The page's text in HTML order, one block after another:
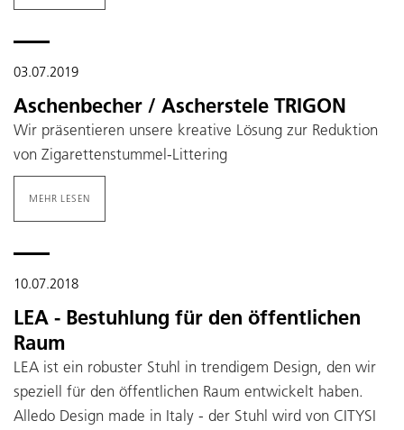
03.07.2019
Aschenbecher / Ascherstele TRIGON
Wir präsentieren unsere kreative Lösung zur Reduktion
von Zigarettenstummel-Littering
MEHR LESEN
10.07.2018
LEA - Bestuhlung für den öffentlichen
Raum
LEA ist ein robuster Stuhl in trendigem Design, den wir
speziell für den öffentlichen Raum entwickelt haben.
Alledo Design made in Italy - der Stuhl wird von CITYSI